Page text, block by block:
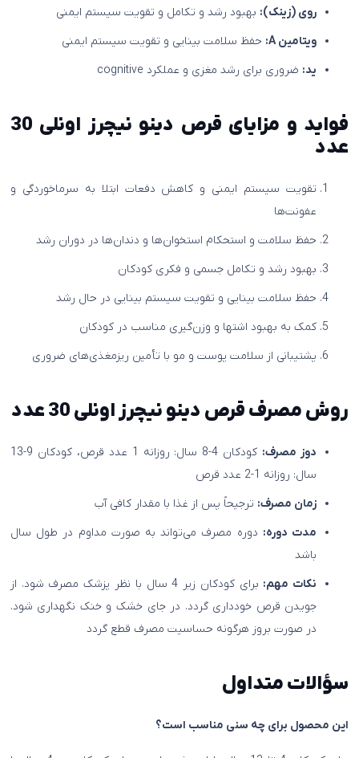
روی (زینک): بهبود رشد و تکامل و تقویت سیستم ایمنی
ویتامین A:
حفظ سلامت بینایی و تقویت سیستم ایمنی
ید: ضروری برای رشد مغزی و عملکرد cognitive
فواید و مزایای قرص دینو نیچرز اونلی 30
عدد
تقویت سیستم ایمنی و کاهش دفعات ابتلا به سرماخوردگی و
عفونت‌ها
حفظ سلامت و استحکام استخوان‌ها و دندان‌ها در دوران رشد
بهبود رشد و تکامل جسمی و فکری کودکان
حفظ سلامت بینایی و تقویت سیستم بینایی در حال رشد
کمک به بهبود اشتها و وزن‌گیری مناسب در کودکان
پشتیبانی از سلامت پوست و مو با تأمین ریزمغذی‌های ضروری
روش مصرف قرص دینو نیچرز اونلی 30 عدد
دوز مصرف:
کودکان 4-8 سال: روزانه 1 عدد قرص، کودکان 9-13
سال: روزانه 1-2 عدد قرص
زمان مصرف: ترجیحاً پس از غذا با مقدار کافی آب
مدت دوره: دوره مصرف می‌تواند به صورت مداوم در طول سال
باشد
نکات مهم:
برای کودکان زیر 4 سال با نظر پزشک مصرف شود. از
جویدن قرص خودداری گردد. در جای خشک و خنک نگهداری شود.
در صورت بروز هرگونه حساسیت مصرف قطع گردد
سؤالات متداول
این محصول برای چه سنی مناسب است؟